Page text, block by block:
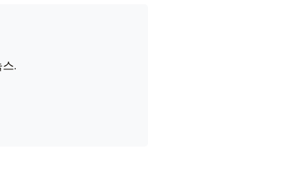
.